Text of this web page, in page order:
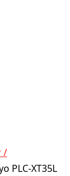
/
PLC-XT35L